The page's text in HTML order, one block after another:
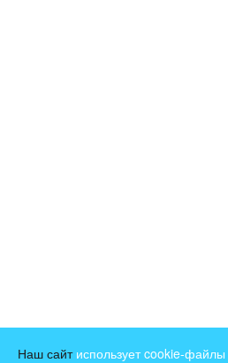
Наш сайт использует cookie-файлы